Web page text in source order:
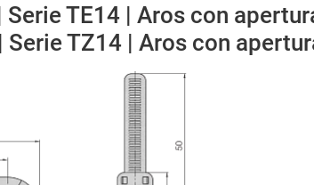
Serie TE14 | Aros con
Serie TZ14 | Aros con